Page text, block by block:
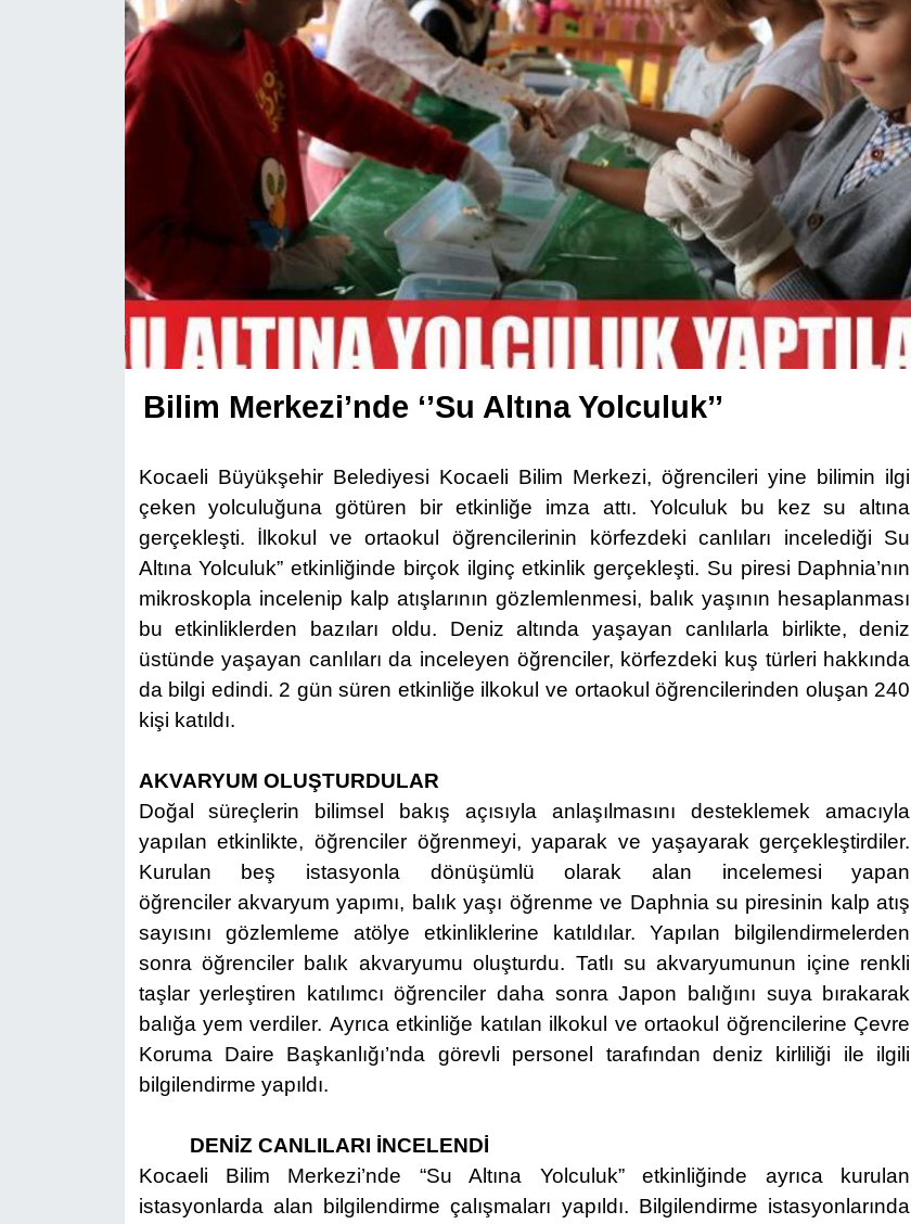
Bilim Merkezi’nde ‘’Su Altına Yolculuk’’
Kocaeli Büyükşehir Belediyesi Kocaeli Bilim Merkezi, öğrencileri yine bilimin ilgi
çeken yolculuğuna götüren bir etkinliğe imza attı. Yolculuk bu kez su altına
gerçekleşti. İlkokul ve ortaokul öğrencilerinin körfezdeki canlıları incelediği Su
Altına Yolculuk” etkinliğinde birçok ilginç etkinlik gerçekleşti. Su piresi Daphnia’nın
mikroskopla incelenip kalp atışlarının gözlemlenmesi, balık yaşının hesaplanması
bu etkinliklerden bazıları oldu. Deniz altında yaşayan canlılarla birlikte, deniz
üstünde yaşayan canlıları da inceleyen öğrenciler, körfezdeki kuş türleri hakkında
da bilgi edindi. 2 gün süren etkinliğe ilkokul ve ortaokul öğrencilerinden oluşan 240
kişi katıldı.
AKVARYUM OLUŞTURDULAR
Doğal süreçlerin bilimsel bakış açısıyla anlaşılmasını desteklemek amacıyla
yapılan etkinlikte, öğrenciler öğrenmeyi, yaparak ve yaşayarak gerçekleştirdiler.
Kurulan beş istasyonla dönüşümlü olarak alan incelemesi yapan
öğrenciler akvaryum yapımı, balık yaşı öğrenme ve Daphnia su piresinin kalp atış
sayısını gözlemleme atölye etkinliklerine katıldılar.Yapılan bilgilendirmelerden
sonra öğrenciler balık akvaryumu oluşturdu. Tatlı su akvaryumunun içine renkli
taşlar yerleştiren katılımcı öğrenciler daha sonra Japon balığını suya bırakarak
balığa yem verdiler. Ayrıca etkinliğe katılan ilkokul ve ortaokul öğrencilerine Çevre
Koruma Daire Başkanlığı’nda görevli personel tarafından deniz kirliliği ile ilgili
bilgilendirme yapıldı.
DENİZ CANLILARI İNCELENDİ
Kocaeli Bilim Merkezi’nde “Su Altına Yolculuk” etkinliğinde ayrıca kurulan
istasyonlarda alan bilgilendirme çalışmaları yapıldı. Bilgilendirme istasyonlarında